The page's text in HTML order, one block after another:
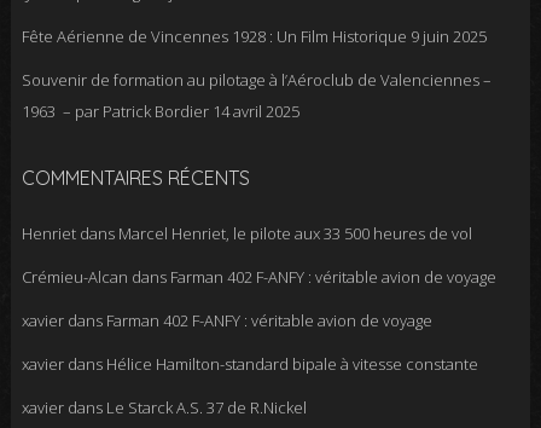
Fête Aérienne de Vincennes 1928 : Un Film Historique 9 juin 2025
Souvenir de formation au pilotage à l’Aéroclub de Valenciennes –
1963 – par Patrick Bordier 14 avril 2025
COMMENTAIRES RÉCENTS
Henrietdans Marcel Henriet, le pilote aux 33 500 heures de vol
Crémieu-Alcan dans Farman 402 F-ANFY : véritable avion de voyage
xavierdans Farman 402 F-ANFY : véritable avion de voyage
xavierdans Hélice Hamilton-standard bipale à vitesse constante
xavierdans Le Starck A.S. 37 de R.Nickel